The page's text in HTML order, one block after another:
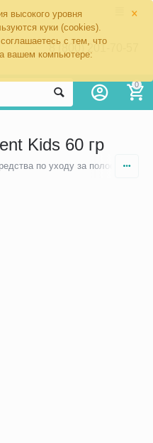
×
высокого уровня
куки (cookies).
с тем, что
вашем компьютере:
8 (800) 201-70-57
0
Kids 60 гр
по уходу за полостью рта